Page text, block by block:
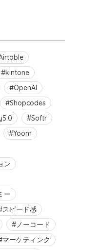
kintone
OpenAI
Shopcodes
Softr
Yoom
ン
ー
スピード感
ノーコード
マーケティング